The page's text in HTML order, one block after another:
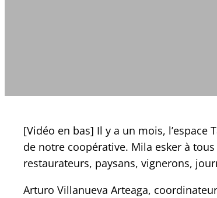
[Vidéo en bas] Il y a un mois,
de notre coopérative. Mila esker à
restaurateurs, paysans, vignerons,
Arturo Villanueva Arteaga,